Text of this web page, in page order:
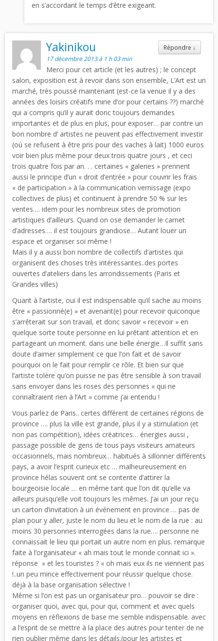
en s’accordant le temps d’être exigeant.
Répondre ↓
Yakinikou
17 décembre 2013 à 1 h 03 min
Merci pour cet article (et les autres) ; le concept
salon, exposition est à revoir dans son ensemble, L’Art est un
marché, très poussé maintenant (est-ce la venue il y a des
années des loisirs créatifs mine d’or pour certains ??) marché
qui a compris qu’il y aurait donc toujours demandes
importantes et de plus en plus, pour exposer… par contre un
bon nombre d’ artistes ne peuvent pas effectivement investir
(où se refusent à être pris pour des vaches à lait) 1000 euros
voir bien plus même pour deux trois quatre jours , et ceci
trois quatre fois par an. . . certaines « galeries » prennent
aussi le principe d’un « droit d’entrée » pour couvrir les frais
« de participation » à la communication vernissage (expo
collectives de plus) et continuent à prendre 50 % sur les
ventes…. idem pour les nombreux sites de promotion
artistiques d’ailleurs. Quand on ose demander le carnet
d’adresses…. il est toujours grandiose… Autant louer un
espace et organiser soi même !
Mais il y a aussi bon nombre de collectifs d’artistes qui
organisent des choses très intéressantes..des portes
ouvertes d’ateliers dans les arrondissements (Paris et
Grandes villes)
Quant à l’artiste, oui il est indispensable qu’il sache au moins
être « passionné(e) » et avenant(e) pour recevoir quiconque
s’arrêterait sur son travail, et donc savoir « recevoir » en
quelque sorte toute personne en lui prêtant attention et en
partageant un moment. dans une belle énergie…Il suffit sans
doute d’aimer simplement ce que l’on fait et de savoir
pourquoi on le fait pour remplir ce rôle. Et bien sur que
l’artiste tolère qu’on puisse ne pas être sensible à son travail
sans envoyer dans les roses des personnes « qui ne
connaîtraient rien à l’Art » comme j’ai entendu !
Vous parlez de Paris.. certes différent de certaines régions de
province …. plus la ville est grande, plus il y a stimulation (et
non pas compétition), idées créatrices… énergies aussi ,
passage possible de gens de tous pays visiteurs amateurs
occasionnels, mais nombreux… habitués à sillonner différents
pays, a avoir l’esprit curieux etc … malheureusement en
province hélas souvent ont se contente d’attirer la
bourgeoisie locale … en même tant que l’on dit qu’elle va
ailleurs puisqu’elle voit toujours les mêmes. J’ai un jour reçu
un carton d’invitation à un événement en province … pas de
plan pour y aller, juste le nom du lieu et le nom de la rue : au
moins 30 personnes interrogées dans la rue…. personne ne
connaissait le lieu qui portait un autre nom en plus. remarque
faite à l’organisateur « ah mais tout le monde connait ici ».
réponse » et les touristes ? « oh mais eux ils ne viennent pas
!..un peu mince effectivement pour réussir quelque chose.
déjà à la base organisation sélective !
Même si l’on est pas un organisateur pro… pouvoir se dire :
organiser quoi, avec qui, pour qui, comment et avec quels
moyens en réflexions de base me semble indispensable. avec
a l’esprit de se mettre à la place des autres pour tenter de ne
rien oublier même dans les détails.(pour les artistes et